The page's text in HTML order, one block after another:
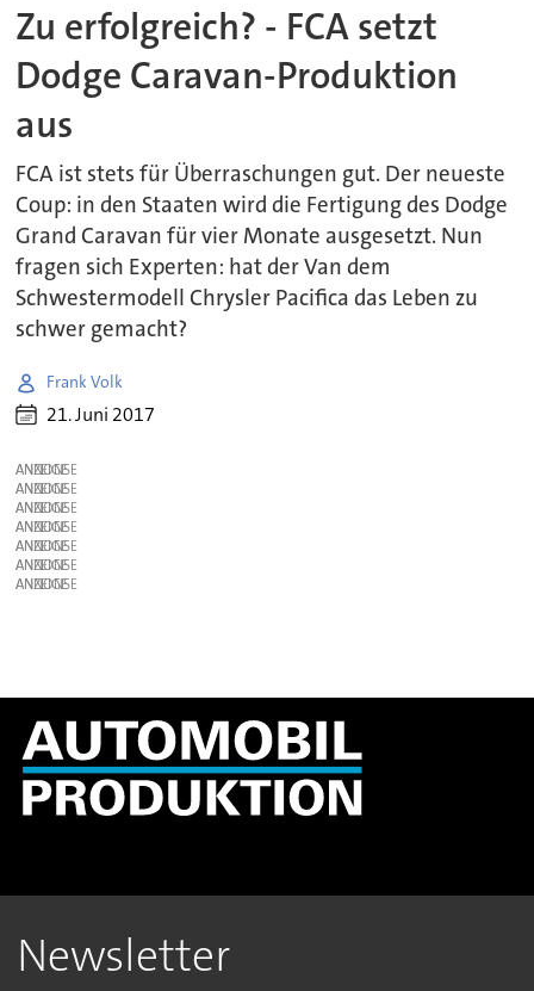
Zu erfolgreich? - FCA setzt
Dodge Caravan-Produktion
aus
FCA ist stets für Überraschungen gut. Der neueste
Coup: in den Staaten wird die Fertigung des Dodge
Grand Caravan für vier Monate ausgesetzt. Nun
fragen sich Experten: hat der Van dem
Schwestermodell Chrysler Pacifica das Leben zu
schwer gemacht?
Frank Volk
21. Juni 2017
ANZEIGE
ANZEIGE
ANZEIGE
ANZEIGE
ANZEIGE
ANZEIGE
ANZEIGE
Newsletter